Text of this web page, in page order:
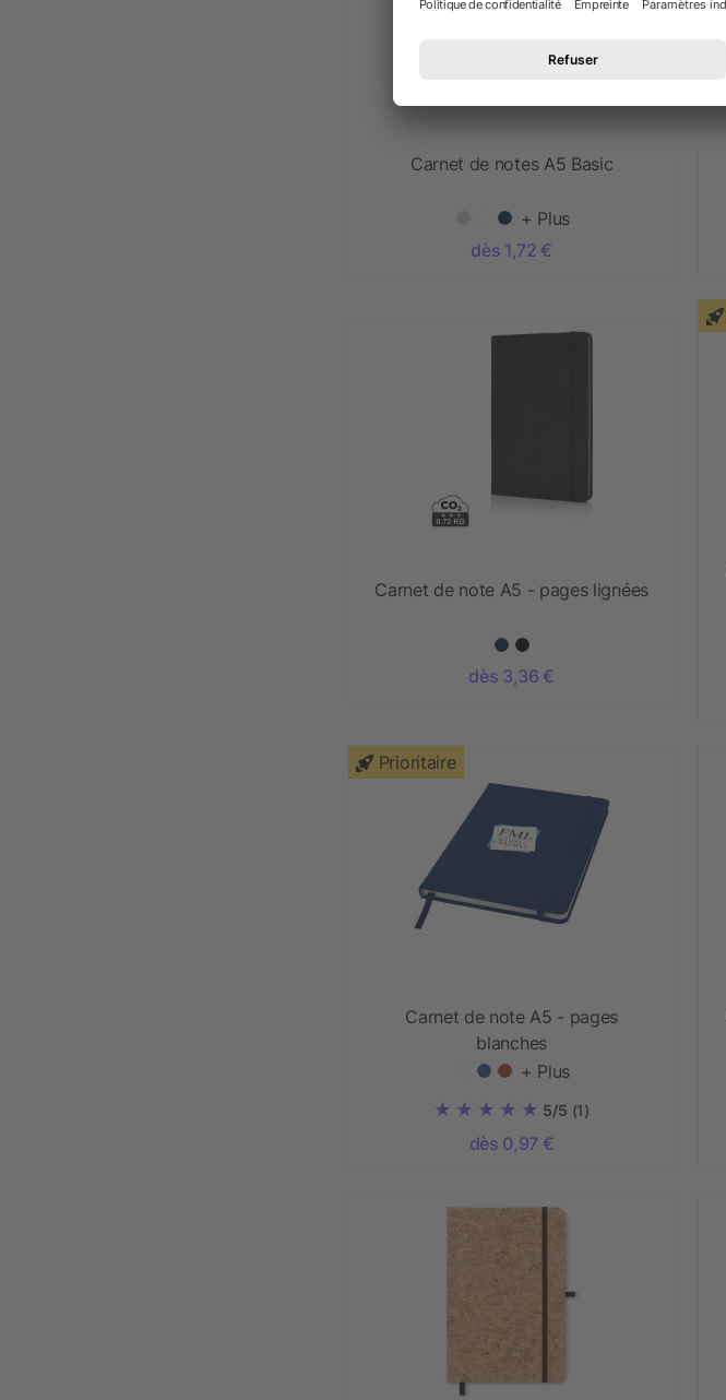
Carnet de notes A5 Basic
+ Plus
dès 1,72 €
Carnet de note A5 - pages lignées
dès 3,36 €
Prioritaire
Carnet de note A5 - pages
blanches
+ Plus
5/5 (1)
dès 0,97 €